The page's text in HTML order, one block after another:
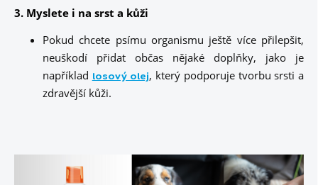
3. Myslete i na srst a kůži
Pokud chcete psímu organismu ještě více přilepšit,
neuškodí přidat občas nějaké doplňky, jako je
například losový olej, který podporuje tvorbu srsti a
zdravější kůži.